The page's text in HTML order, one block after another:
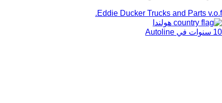
Eddie Ducker Trucks and Parts v.o.f.
هولندا
10 سنوات في Autoline